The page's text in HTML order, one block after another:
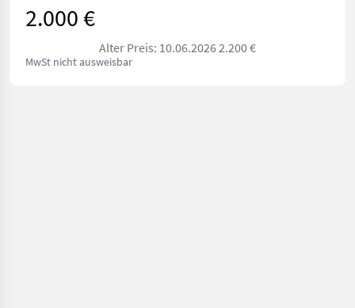
2.000 €
Alter Preis: 10.06.2026 2.200 €
MwSt nicht ausweisbar